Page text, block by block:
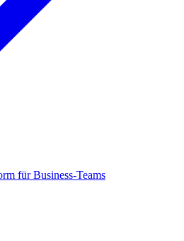
für Business-Teams